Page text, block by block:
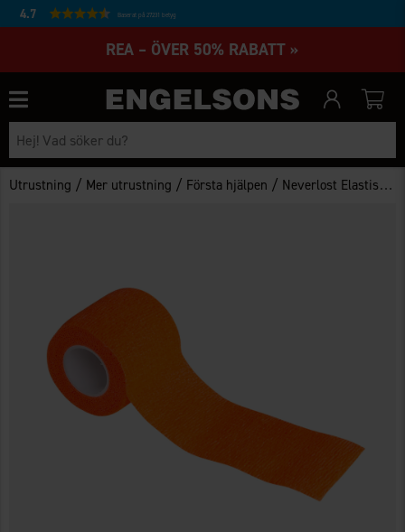
4.7 Baserat på 27231 betyg
REA – ÖVER 50% RABATT »
Utrustning / Mer utrustning / Första hjälpen / Neverlost Elastisk Tejp